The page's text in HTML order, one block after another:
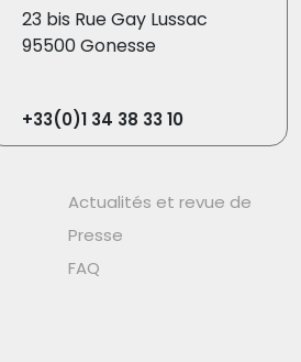
23 bis Rue Gay Lussac
95500 Gonesse
+33(0)1 34 38 33 10
Actualités et revue de
Presse
FAQ